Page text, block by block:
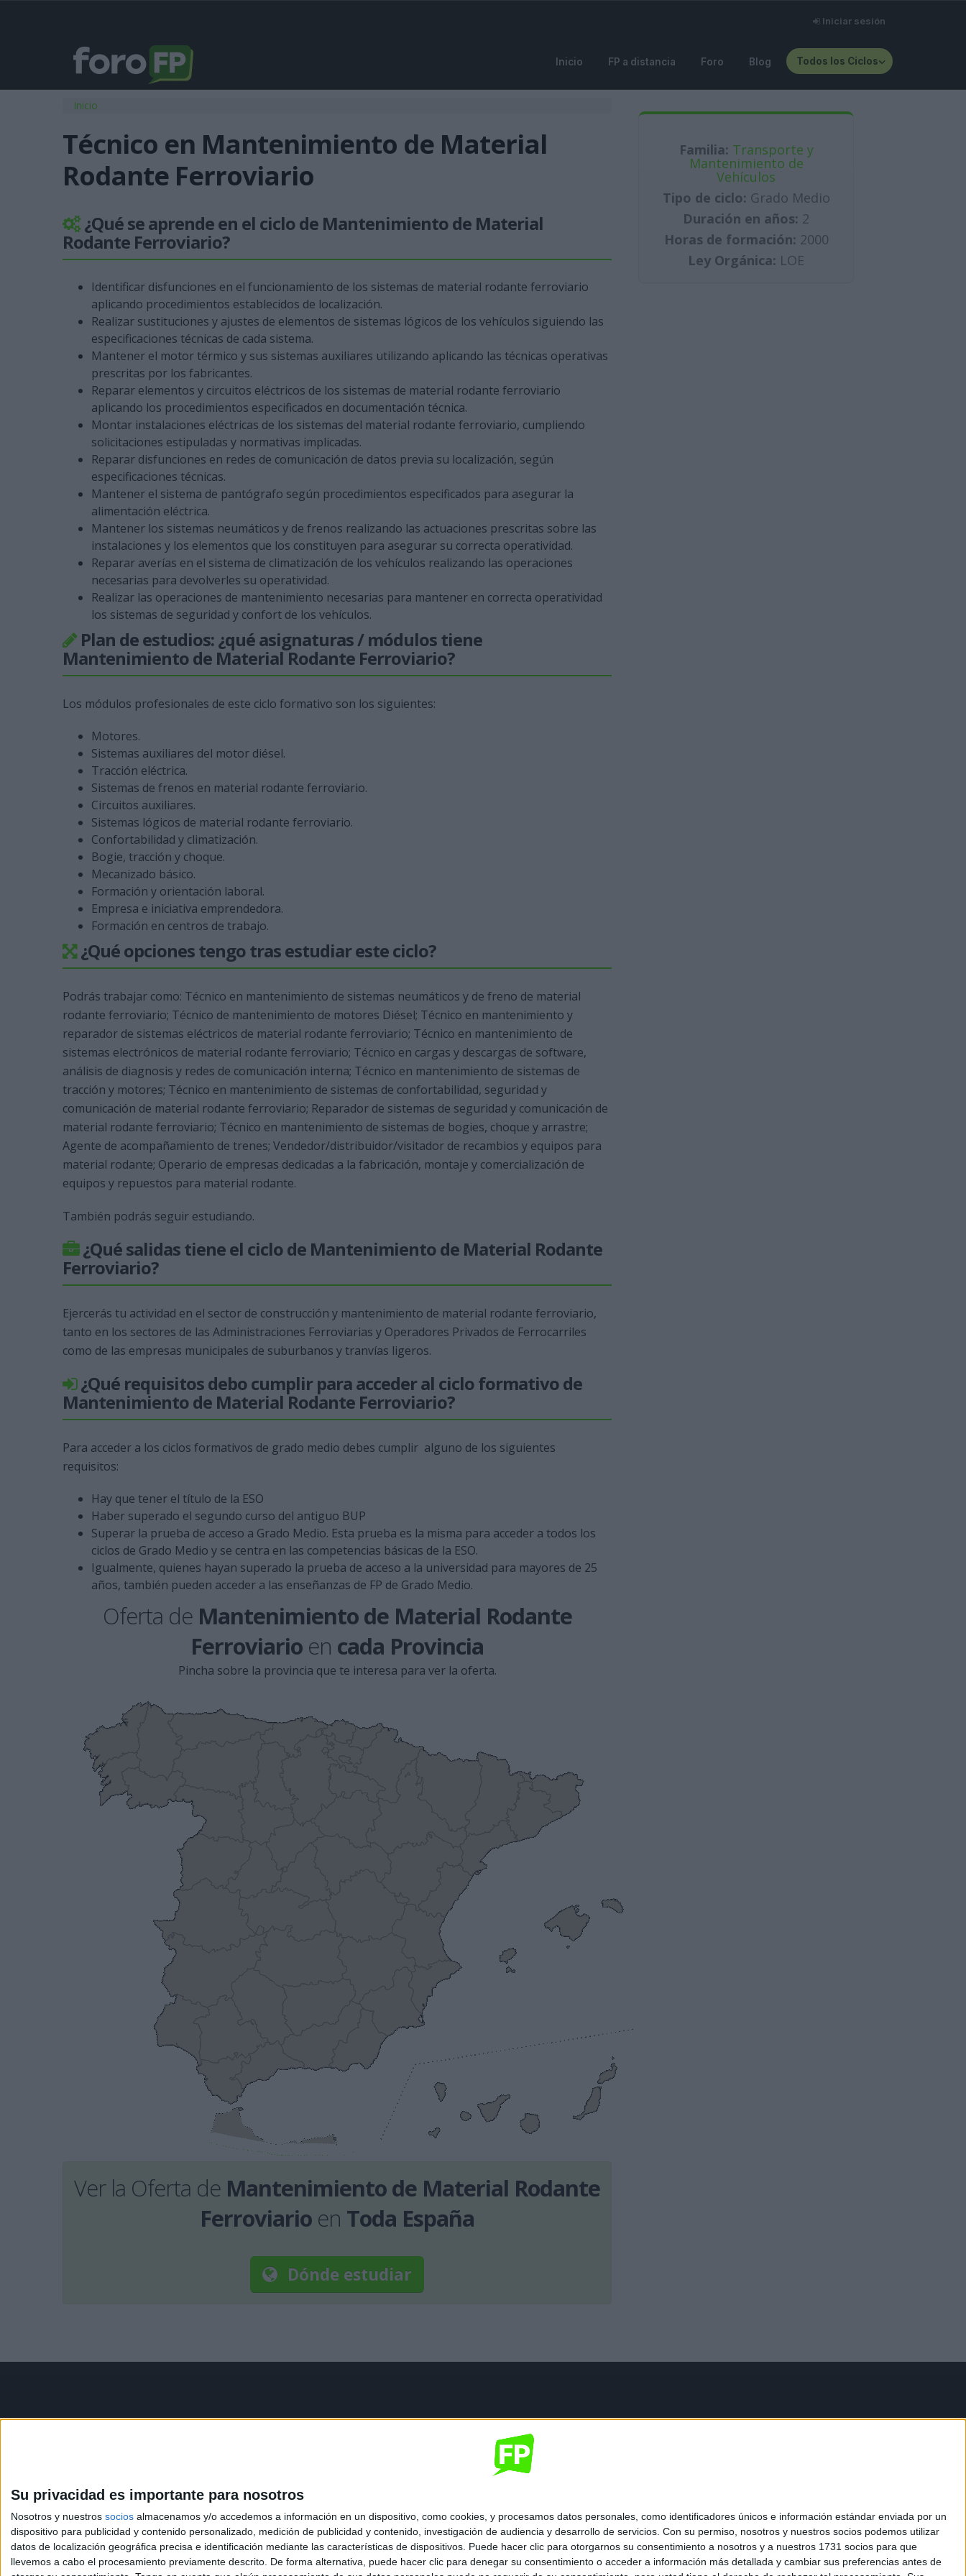
Su privacidad es importante para nosotros
Nosotros y nuestros socios almacenamos y/o accedemos a información en un dispositivo, como cookies, y procesamos datos personales, como identificadores únicos e información estándar enviada por un
dispositivo para publicidad y contenido personalizado, medición de publicidad y contenido, investigación de audiencia y desarrollo de servicios. Con su permiso, nosotros y nuestros socios podemos utilizar
datos de localización geográfica precisa e identificación mediante las características de dispositivos. Puede hacer clic para otorgarnos su consentimiento a nosotros y a nuestros 1731 socios para que
llevemos a cabo el procesamiento previamente descrito. De forma alternativa, puede hacer clic para denegar su consentimiento o acceder a información más detallada y cambiar sus preferencias antes de
Iniciar sesión
Inicio FP a distancia Foro Blog Todos los Ciclos
Usted está aquí
Inicio
Técnico en Mantenimiento de Material
Rodante Ferroviario
¿Qué se aprende en el ciclo de Mantenimiento de Material
Rodante Ferroviario?
Identificar disfunciones en el funcionamiento de los sistemas de material rodante ferroviario
aplicando procedimientos establecidos de localización.
Realizar sustituciones y ajustes de elementos de sistemas lógicos de los vehículos siguiendo las
especificaciones técnicas de cada sistema.
Mantener el motor térmico y sus sistemas auxiliares utilizando aplicando las técnicas operativas
prescritas por los fabricantes.
Reparar elementos y circuitos eléctricos de los sistemas de material rodante ferroviario
aplicando los procedimientos especificados en documentación técnica.
Montar instalaciones eléctricas de los sistemas del material rodante ferroviario, cumpliendo
solicitaciones estipuladas y normativas implicadas.
Reparar disfunciones en redes de comunicación de datos previa su localización, según
especificaciones técnicas.
Mantener el sistema de pantógrafo según procedimientos especificados para asegurar la
alimentación eléctrica.
Mantener los sistemas neumáticos y de frenos realizando las actuaciones prescritas sobre las
instalaciones y los elementos que los constituyen para asegurar su correcta operatividad.
Reparar averías en el sistema de climatización de los vehículos realizando las operaciones
necesarias para devolverles su operatividad.
Realizar las operaciones de mantenimiento necesarias para mantener en correcta operatividad
los sistemas de seguridad y confort de los vehículos.
Plan de estudios: ¿qué asignaturas / módulos tiene
Mantenimiento de Material Rodante Ferroviario?
Los módulos profesionales de este ciclo formativo son los siguientes:
Motores.
Sistemas auxiliares del motor diésel.
Tracción eléctrica.
Sistemas de frenos en material rodante ferroviario.
Circuitos auxiliares.
Sistemas lógicos de material rodante ferroviario.
Confortabilidad y climatización.
Bogie, tracción y choque.
Mecanizado básico.
Formación y orientación laboral.
Empresa e iniciativa emprendedora.
Formación en centros de trabajo.
¿Qué opciones tengo tras estudiar este ciclo?
Podrás trabajar como: Técnico en mantenimiento de sistemas neumáticos y de freno de material
rodante ferroviario; Técnico de mantenimiento de motores Diésel; Técnico en mantenimiento y
reparador de sistemas eléctricos de material rodante ferroviario; Técnico en mantenimiento de
sistemas electrónicos de material rodante ferroviario; Técnico en cargas y descargas de software,
análisis de diagnosis y redes de comunicación interna; Técnico en mantenimiento de sistemas de
tracción y motores; Técnico en mantenimiento de sistemas de confortabilidad, seguridad y
comunicación de material rodante ferroviario; Reparador de sistemas de seguridad y comunicación de
material rodante ferroviario; Técnico en mantenimiento de sistemas de bogies, choque y arrastre;
Agente de acompañamiento de trenes; Vendedor/distribuidor/visitador de recambios y equipos para
material rodante; Operario de empresas dedicadas a la fabricación, montaje y comercialización de
equipos y repuestos para material rodante.
También podrás seguir estudiando.
¿Qué salidas tiene el ciclo de Mantenimiento de Material Rodante
Ferroviario?
Ejercerás tu actividad en el sector de construcción y mantenimiento de material rodante ferroviario,
tanto en los sectores de las Administraciones Ferroviarias y Operadores Privados de Ferrocarriles
como de las empresas municipales de suburbanos y tranvías ligeros.
¿Qué requisitos debo cumplir para acceder al ciclo formativo de
Mantenimiento de Material Rodante Ferroviario?
Para acceder a los ciclos formativos de grado medio debes cumplir alguno de los siguientes
requisitos:
Hay que tener el título de la ESO
Haber superado el segundo curso del antiguo BUP
Superar la prueba de acceso a Grado Medio. Esta prueba es la misma para acceder a todos los
ciclos de Grado Medio y se centra en las competencias básicas de la ESO.
Igualmente, quienes hayan superado la prueba de acceso a la universidad para mayores de 25
años, también pueden acceder a las enseñanzas de FP de Grado Medio.
Oferta de Mantenimiento de Material Rodante
Ferroviario en cada Provincia
Pincha sobre la provincia que te interesa para ver la oferta.
Ver la Oferta de Mantenimiento de Material Rodante
Ferroviario en Toda España
Dónde estudiar
Familia: Transporte y
Mantenimiento de
Vehículos
Tipo de ciclo: Grado Medio
Duración en años: 2
Horas de formación: 2000
Ley Orgánica: LOE
Contáctanos
Phone:+34 91 593 2767
Email: info@forofp.es
Información legal